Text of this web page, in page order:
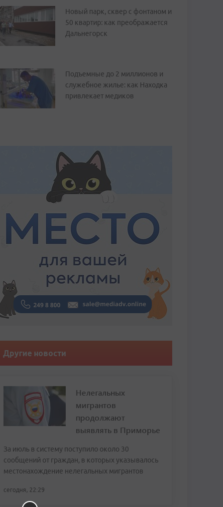
Новый парк, сквер с фонтаном и
50 квартир: как преображается
Дальнегорск
Подъемные до 2 миллионов и
служебное жилье: как Находка
привлекает медиков
Другие новости
Нелегальных
мигрантов
продолжают
выявлять в Приморье
За июль в систему поступило около 30
сообщений от граждан, в которых указывалось
местонахождение нелегальных мигрантов
сегодня, 22:29